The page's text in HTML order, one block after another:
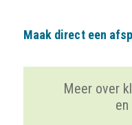
Maak direct een
Meer over